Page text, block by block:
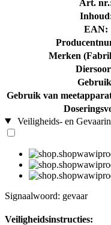
Art.
EAN:
Merken
Gebruik van
Veiligheids- en
Signaalwoord: gevaar
Veiligheidsinstructies: